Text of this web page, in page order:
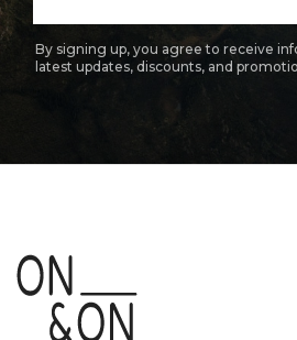
By signing up, you agree to receive
latest updates, discounts, and